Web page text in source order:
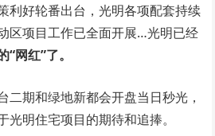
利好轮番出台，光明各项配套持续
区项目工作已全面开展…光明已经
网红”了。
二期和绿地新都会开盘当日秒光，
光明住宅项目的期待和追捧。